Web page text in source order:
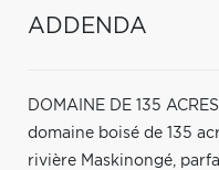
ADDENDA
DOMAINE DE 135
domaine boisé de 135
rivière Maskinongé,